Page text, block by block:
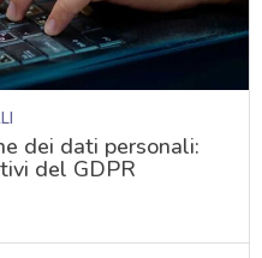
dei dati personali:
del GDPR